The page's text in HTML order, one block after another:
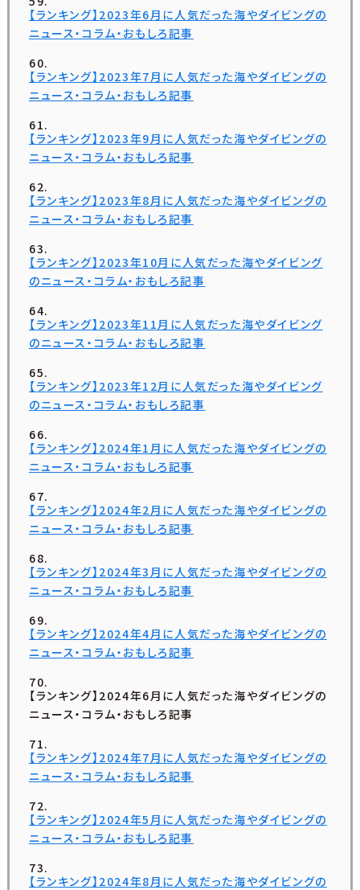
【ランキング】2023年6月に人気だった海やダイビングの
ニュース・コラム・おもしろ記事
【ランキング】2023年7月に人気だった海やダイビングの
ニュース・コラム・おもしろ記事
【ランキング】2023年9月に人気だった海やダイビングの
ニュース・コラム・おもしろ記事
【ランキング】2023年8月に人気だった海やダイビングの
ニュース・コラム・おもしろ記事
【ランキング】2023年10月に人気だった海やダイビング
のニュース・コラム・おもしろ記事
【ランキング】2023年11月に人気だった海やダイビング
のニュース・コラム・おもしろ記事
【ランキング】2023年12月に人気だった海やダイビング
のニュース・コラム・おもしろ記事
【ランキング】2024年1月に人気だった海やダイビングの
ニュース・コラム・おもしろ記事
【ランキング】2024年2月に人気だった海やダイビングの
ニュース・コラム・おもしろ記事
【ランキング】2024年3月に人気だった海やダイビングの
ニュース・コラム・おもしろ記事
【ランキング】2024年4月に人気だった海やダイビングの
ニュース・コラム・おもしろ記事
【ランキング】2024年6月に人気だった海やダイビングの
ニュース・コラム・おもしろ記事
【ランキング】2024年7月に人気だった海やダイビングの
ニュース・コラム・おもしろ記事
【ランキング】2024年5月に人気だった海やダイビングの
ニュース・コラム・おもしろ記事
【ランキング】2024年8月に人気だった海やダイビングの